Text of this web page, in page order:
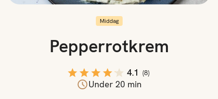
Middag
Pepperrotkrem
4.1 (8)
Under 20 min